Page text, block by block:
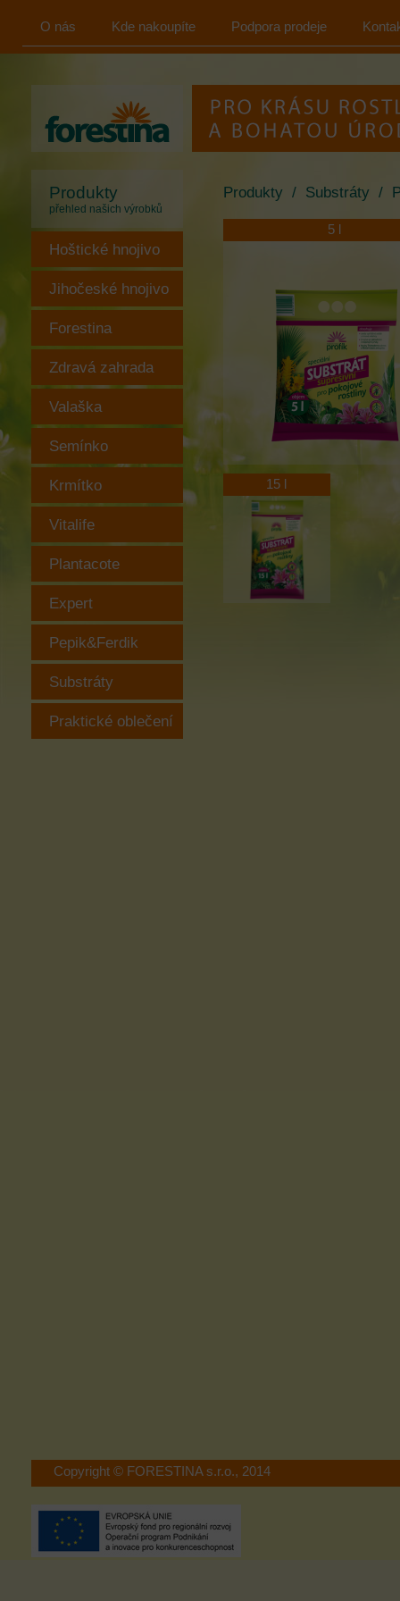
O nás Kde nakoupíte Podpora prodeje
s.r.o.
Produkty
přehled našich výrobků
Hoštické hnojivo
Jihočeské hnojivo
Forestina
Zdravá zahrada
Valaška
Semínko
Krmítko
Vitalife
Plantacote
Expert
Pepik&Ferdik
Substráty
Praktické oblečení
Produkty / Substráty /
5 l
15 l
Copyright © FORESTINA s.r.o., 2014